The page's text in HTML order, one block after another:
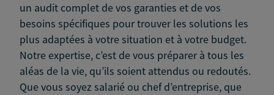
un audit complet de vos garanties et de vos
besoins spécifiques pour trouver les solutions les
plus adaptées à votre situation et à votre budget.
Notre expertise, c’est de vous préparer à tous les
aléas de la vie, qu’ils soient attendus ou redoutés.
Que vous soyez salarié ou chef d’entreprise, que